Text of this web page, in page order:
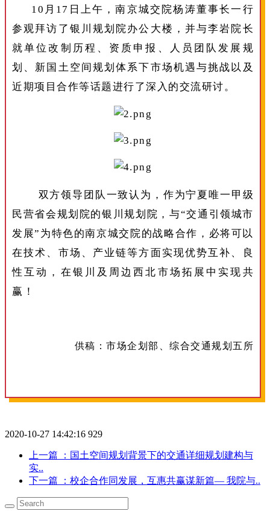
10月17日上午，南京城交院杨涛董事长一行
参观拜访了银川规划院办公大楼，并与李岩院长
就单位改制历程、资质申报、人员团队发展规
划、新国土空间规划体系下市场机遇与挑战以及
近期项目合作等话题进行了深入的交流研讨。
双方领导团队一致认为，作为宁夏唯一甲级
民营省会规划院的银川规划院，与“交通引领城市
发展”为特色的南京城交院的战略合作，必将可以
在技术、市场、产业链等方面实现优势互补、良
性互动，在银川及周边西北市场拓展中实现共
赢！
供稿：市场企划部、综合交通规划五所
2020-10-27 14:42:16 929
上一篇
：国土空间规划背景下的交通详细规划建构与
实..
下一篇
：校企合作同发展，互惠共赢谋新篇— 我院与..